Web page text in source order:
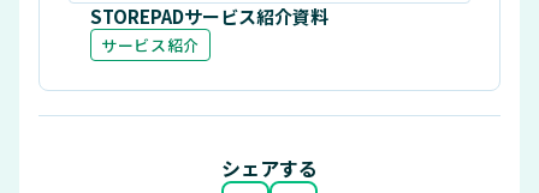
STOREPADサービス紹介資料
サービス紹介
シェアする